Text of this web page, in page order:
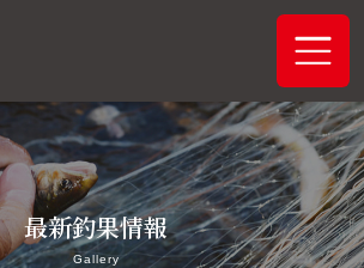
最新釣果情報
Gallery